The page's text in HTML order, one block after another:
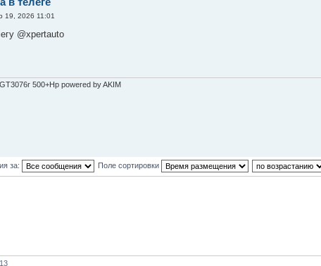
19, 2026 11:01
@xpertauto
500+Hp powered by AKIM
за: Поле сортировки